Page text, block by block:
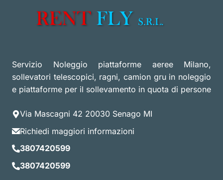
Servizio Noleggio piattaforme aeree Milano,
sollevatori telescopici, ragni, camion gru in noleggio
e piattaforme per il sollevamento in quota di persone
Via Mascagni 42 20030 Senago MI
Richiedi maggiori informazioni
3807420599
3807420599